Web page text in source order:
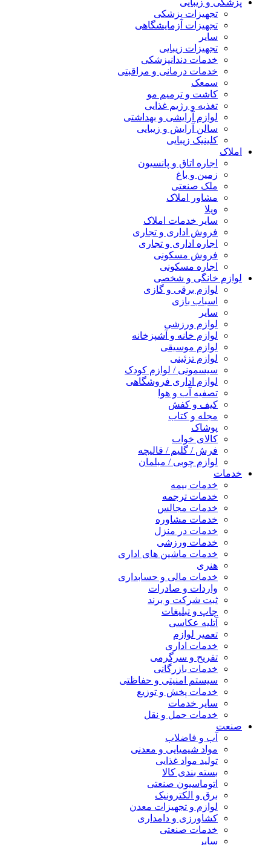
پزشکی و زیبایی
تجهیزات پزشکی
تجهیزات آزمایشگاهی
سایر
تجهیزات زیبایی
خدمات دندانپزشکی
خدمات درمانی و مراقبتی
سمعک
کاشت و ترمیم مو
تغذیه و رژیم غذایی
لوازم آرایشی و بهداشتی
سالن آرایش و زیبایی
کلینیک زیبایی
املاک
اجاره اتاق و پانسیون
زمین و باغ
ملک صنعتی
مشاور املاک
ویلا
سایر خدمات املاک
فروش اداری و تجاری
اجاره اداری و تجاری
فروش مسکونی
اجاره مسکونی
لوازم خانگی و شخصی
لوازم برقی و گازی
اسباب بازی
سایر
لوازم ورزشی
لوازم خانه و آشپزخانه
لوازم موسیقی
لوازم تزئینی
سیسمونی / لوازم کودک
لوازم اداری فروشگاهی
تصفیه آب و هوا
کیف و کفش
مجله و کتاب
پوشاک
کالای خواب
فرش / گلیم / قالیچه
لوازم چوبی / مبلمان
خدمات
خدمات بیمه
خدمات ترجمه
خدمات مجالس
خدمات مشاوره
خدمات در منزل
خدمات ورزشی
خدمات ماشین های اداری
هنری
خدمات مالی و حسابداری
واردات و صادرات
ثبت شرکت و برند
چاپ و تبلیغات
آتلیه عکاسی
تعمیر لوازم
خدمات اداری
تفریح و سرگرمی
خدمات بازرگانی
سیستم امنیتی و حفاظتی
خدمات پخش و توزیع
سایر خدمات
خدمات حمل و نقل
صنعت
آب و فاضلاب
مواد شیمیایی و معدنی
تولید مواد غذایی
بسته بندی کالا
اتوماسیون صنعتی
برق و الکترونیک
لوازم و تجهیزات معدن
کشاورزی و دامداری
خدمات صنعتی
سایر